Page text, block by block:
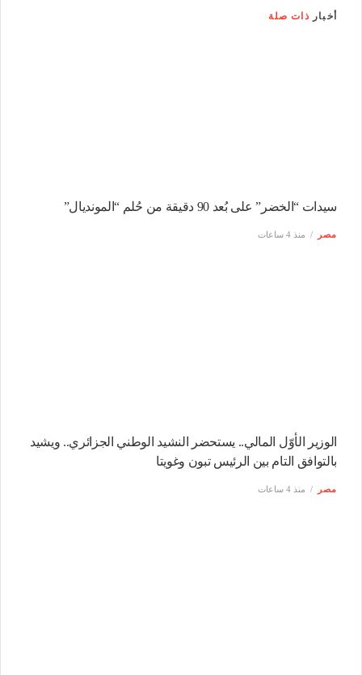
أخبار ذات صلة
سيدات “الخضر” على بُعد 90 دقيقة من حُلم “المونديال”
مصر منذ 4 ساعات
الوزير الأوّل المالي.. يستحضر النشيد الوطني الجزائري.. ويشيد
بالتوافق التام بين الرئيس تبون وغويتا
مصر منذ 4 ساعات